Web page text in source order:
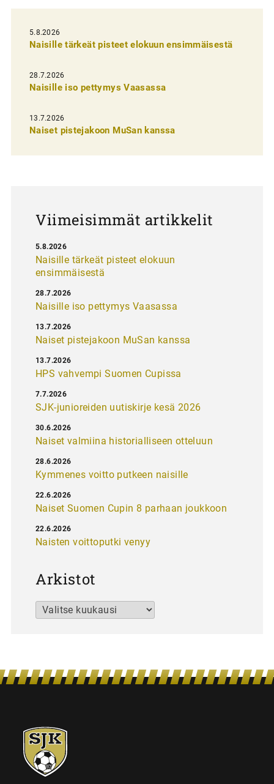
e
s
e
l
a
u
5.8.2026
Naisille tärkeät pisteet elokuun ensimmäisestä
28.7.2026
Naisille iso pettymys Vaasassa
13.7.2026
Naiset pistejakoon MuSan kanssa
Viimeisimmät artikkelit
Naisille tärkeät pisteet elokuun
ensimmäisestä
5.8.2026
Naisille iso pettymys Vaasassa
28.7.2026
Naiset pistejakoon MuSan kanssa
13.7.2026
HPS vahvempi Suomen Cupissa
13.7.2026
SJK-junioreiden uutiskirje kesä 2026
7.7.2026
Naiset valmiina historialliseen otteluun
30.6.2026
Kymmenes voitto putkeen naisille
28.6.2026
Naiset Suomen Cupin 8 parhaan joukkoon
22.6.2026
Naisten voittoputki venyy
22.6.2026
Arkistot
Arkistot
SJK-
juniorit